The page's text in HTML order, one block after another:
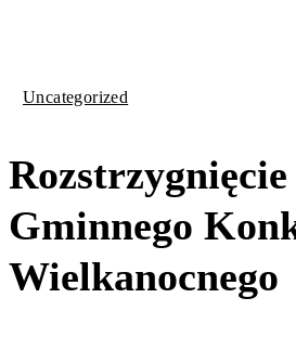
Uncategorized
Rozstrzygnięcie
Gminnego
Wielkanocnego